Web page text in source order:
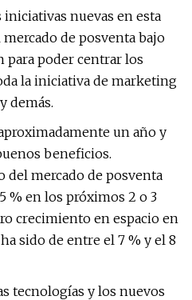
nuevas en esta
de posventa bajo
para poder centrar los
la iniciativa de marketing
demás.
un año y
beneficios.
del mercado de posventa
% en los próximos 2 o 3
crecimiento en espacio en
sido de entre el 7 % y el 8
tecnologías y los nuevos